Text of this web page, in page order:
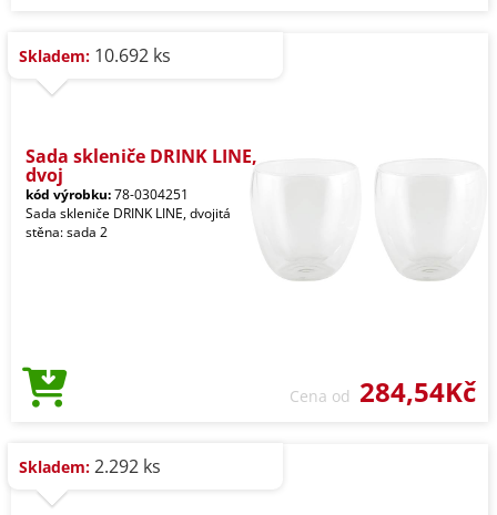
Skladem: 10.692 ks
Sada skleniče DRINK LINE,
dvoj
kód výrobku:78-0304251
Sada skleniče DRINK LINE, dvojitá
stěna: sada 2
Cena od 284,54Kč
Skladem: 2.292 ks